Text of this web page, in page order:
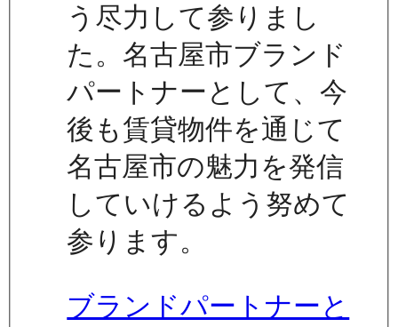
う尽力して参りまし
た。名古屋市ブランド
パートナーとして、今
後も賃貸物件を通じて
名古屋市の魅力を発信
していけるよう努めて
参ります。
ブランドパートナーと